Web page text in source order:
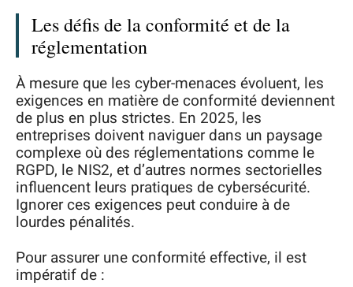
Les défis de la conformité et de la
réglementation
À mesure que les cyber-menaces évoluent, les
exigences en matière de conformité deviennent
de plus en plus strictes. En 2025, les
entreprises doivent naviguer dans un paysage
complexe où des réglementations comme le
RGPD, le NIS2, et d’autres normes sectorielles
influencent leurs pratiques de cybersécurité.
Ignorer ces exigences peut conduire à de
lourdes pénalités.
Pour assurer une conformité effective, il est
impératif de :